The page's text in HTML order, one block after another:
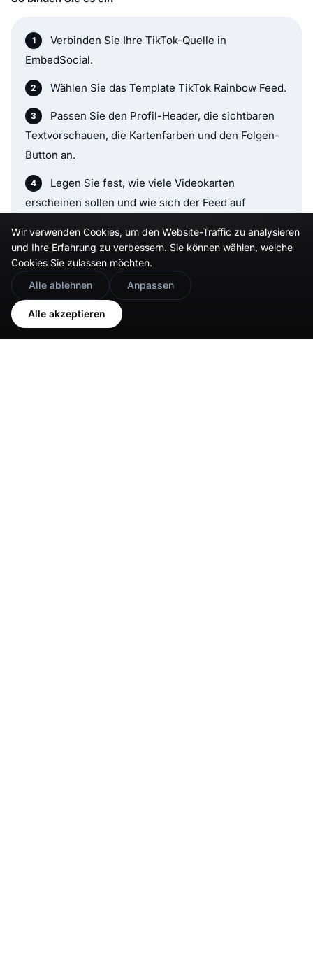
Verbinden Sie Ihre TikTok-Quelle in
EmbedSocial.
Wählen Sie das Template TikTok Rainbow Feed.
Passen Sie den Profil-Header, die sichtbaren
Textvorschauen, die Kartenfarben und den Folgen-
Button an.
Legen Sie fest, wie viele Videokarten
erscheinen sollen und wie sich der Feed auf
Kopieren Sie den Einbettungscode.
Fügen Sie ihn in Ihre Website, Landingpage
oder Ihr CMS ein und veröffentlichen Sie ihn.
Zeigen Sie TikTok-Inhalte in einem Feed, der heller,
Wir verwenden Cookies, um den Website-Traffic zu analysieren
und Ihre Erfahrung zu verbessern. Sie können wählen, welche
Cookies Sie zulassen möchten.
Alle ablehnen
Anpassen
Alle akzeptieren
🇬🇧 Would you prefer this site in English?
View in English